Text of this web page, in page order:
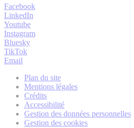
Facebook
LinkedIn
Youtube
Instagram
Bluesky
TikTok
Email
Plan du site
Mentions légales
Crédits
Accessibilité
Gestion des données personnelles
Gestion des cookies